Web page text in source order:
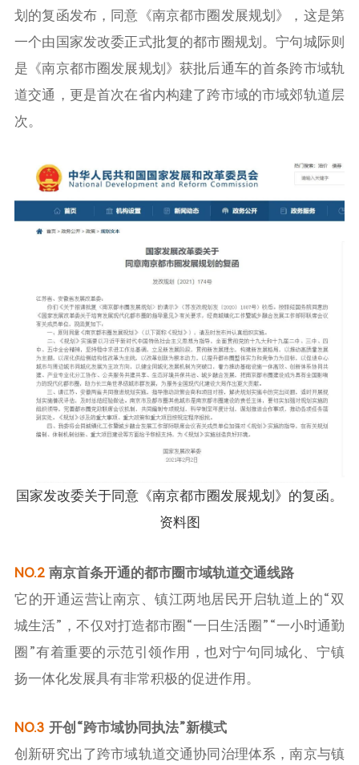
划的复函发布，同意《南京都市圈发展规划》，这是第
一个由国家发改委正式批复的都市圈规划。宁句城际则
是《南京都市圈发展规划》获批后通车的首条跨市域轨
道交通，更是首次在省内构建了跨市域的市域郊轨道层
次。
国家发改委关于同意《南京都市圈发展规划》的复函。
资料图
NO.2 南京首条开通的都市圈市域轨道交通线路
它的开通运营让南京、镇江两地居民开启轨道上的“双
城生活”，不仅对打造都市圈“一日生活圈”“一小时通勤
圈”有着重要的示范引领作用，也对宁句同城化、宁镇
扬一体化发展具有非常积极的促进作用。
NO.3 开创“跨市域协同执法”新模式
创新研究出了跨市域轨道交通协同治理体系，南京与镇